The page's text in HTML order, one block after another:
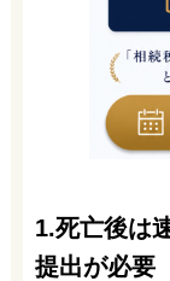
1.死亡後は
提出が必要